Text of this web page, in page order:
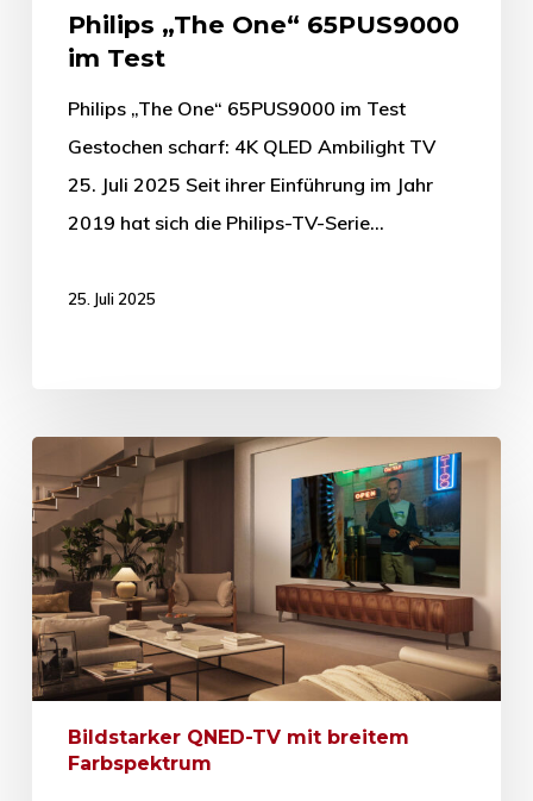
Philips „The One“ 65PUS9000
im Test
Philips „The One“ 65PUS9000 im Test
Gestochen scharf: 4K QLED Ambilight TV
25. Juli 2025 Seit ihrer Einführung im Jahr
2019 hat sich die Philips-TV-Serie…
25. Juli 2025
Bildstarker QNED-TV mit breitem
Farbspektrum